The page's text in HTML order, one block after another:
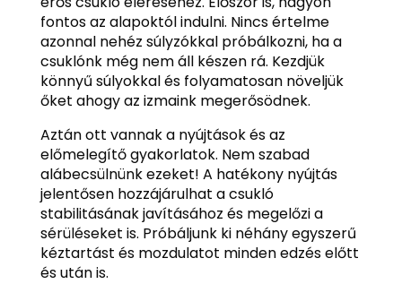
fontos az alapoktól indulni. Nincs értelme
azonnal nehéz súlyzókkal próbálkozni, ha a
csuklónk még nem áll készen rá. Kezdjük
könnyű súlyokkal és folyamatosan növeljük
őket ahogy az izmaink megerősödnek.
Aztán ott vannak a nyújtások és az
előmelegítő gyakorlatok. Nem szabad
alábecsülnünk ezeket! A hatékony nyújtás
jelentősen hozzájárulhat a csukló
stabilitásának javításához és megelőzi a
sérüléseket is. Próbáljunk ki néhány egyszerű
kéztartást és mozdulatot minden edzés előtt
és után is.